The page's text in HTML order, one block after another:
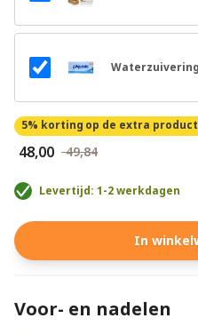
5% korting op de extra
€ 48,00 € 49,84
Levertijd: 1-2 werkdagen
In
Voor- en nadelen